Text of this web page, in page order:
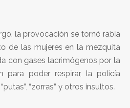
la provocación se tornó rabia
de las mujeres en la mezquita
con gases lacrimógenos por la
para poder respirar, la policía
“zorras” y otros insultos.